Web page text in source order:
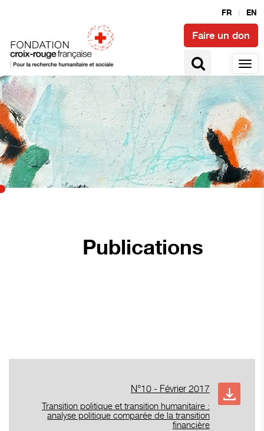
FR EN
Faire un don
Publications
N°10 - Février 2017
Transition politique et transition humanitaire :
analyse politique comparée de la transition
financière